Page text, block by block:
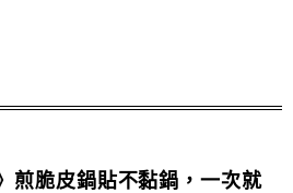
煎脆皮鍋貼不黏鍋，一次就